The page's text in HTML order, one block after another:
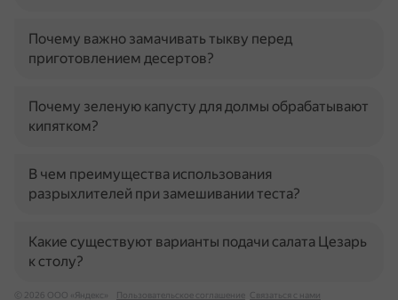
Почему важно замачивать тыкву перед
приготовлением десертов?
Почему зеленую капусту для долмы обрабатывают
кипятком?
В чем преимущества использования
разрыхлителей при замешивании теста?
Какие существуют варианты подачи салата Цезарь
к столу?
© 2026 ООО «Яндекс» Пользовательское соглашение Связаться с нами